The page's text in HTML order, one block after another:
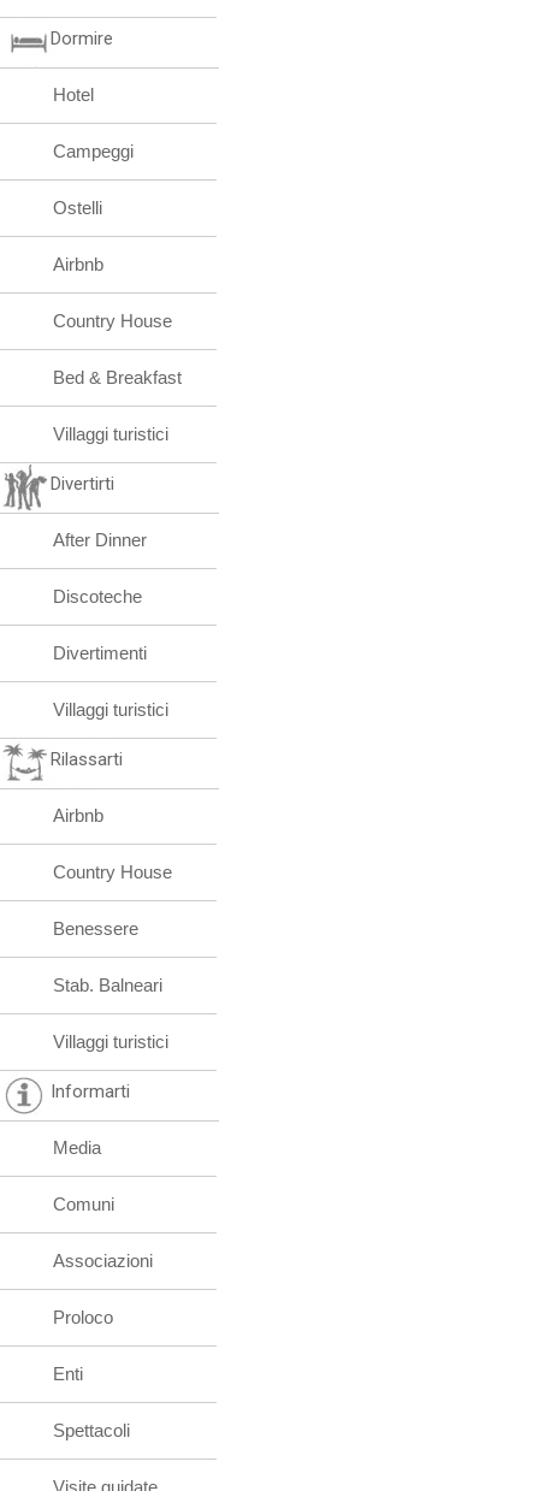
Dormire
Hotel
Campeggi
Ostelli
Airbnb
Country House
Bed & Breakfast
Villaggi turistici
Divertirti
After Dinner
Discoteche
Divertimenti
Villaggi turistici
Rilassarti
Airbnb
Country House
Benessere
Stab. Balneari
Villaggi turistici
Informarti
Media
Comuni
Associazioni
Proloco
Enti
Spettacoli
Visite guidate